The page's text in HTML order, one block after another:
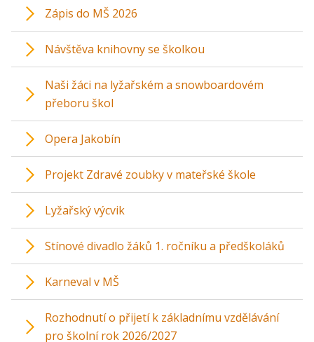
Zápis do MŠ 2026
Návštěva knihovny se školkou
Naši žáci na lyžařském a snowboardovém
přeboru škol
Opera Jakobín
Projekt Zdravé zoubky v mateřské škole
Lyžařský výcvik
Stínové divadlo žáků 1. ročníku a předškoláků
Karneval v MŠ
Rozhodnutí o přijetí k základnímu vzdělávání
pro školní rok 2026/2027